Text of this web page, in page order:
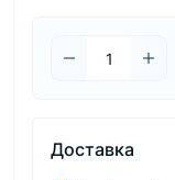
Доставка